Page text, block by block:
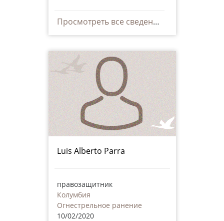
Просмотреть все сведения
Luis Alberto Parra
правозащитник
Колумбия
Огнестрельное ранение
10/02/2020